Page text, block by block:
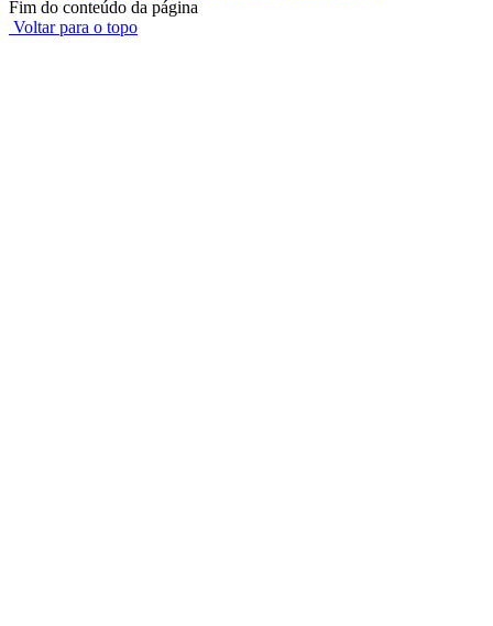
Fim do conteúdo da página
Voltar para o topo